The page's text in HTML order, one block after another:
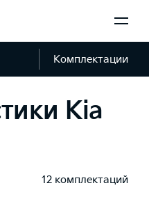
Комплектации
Kia
12 комплектаций
265
Бензин, АИ 95